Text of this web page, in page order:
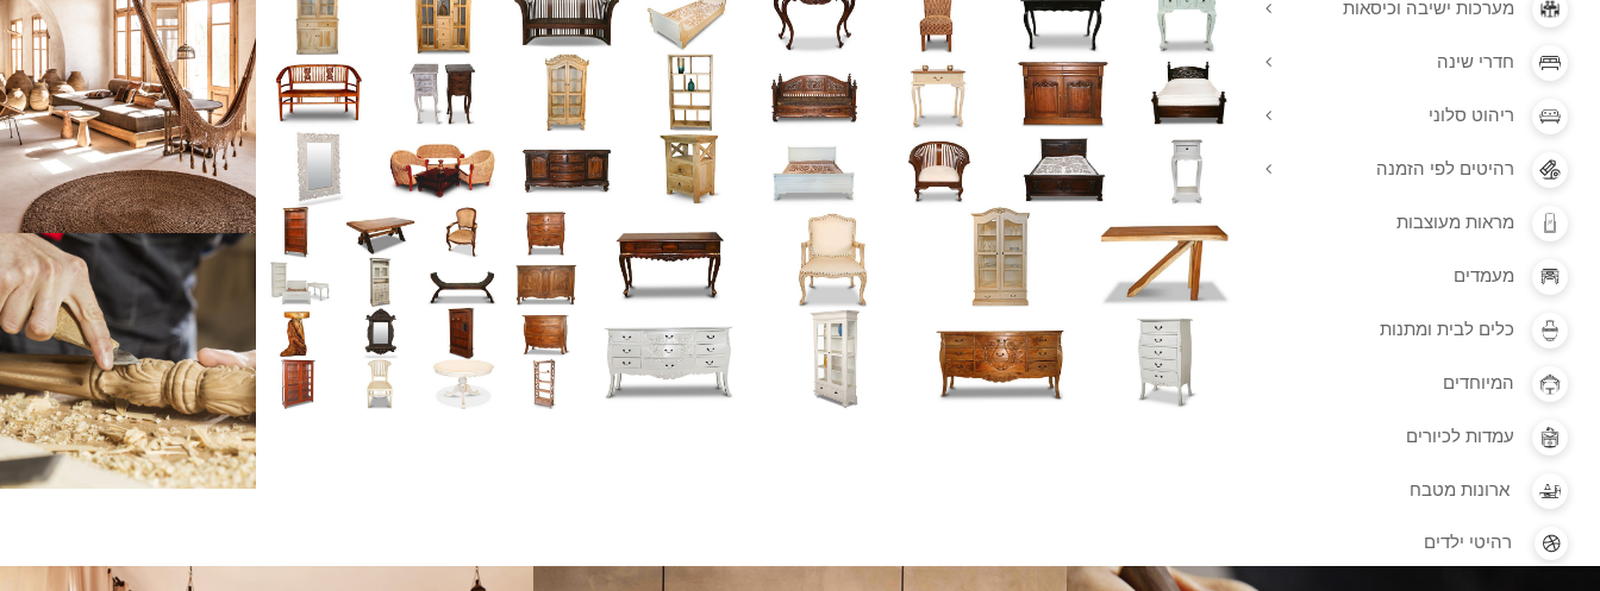
מערכות ישיבה וכיסאות
חדרי שינה
ריהוט סלוני
רהיטים לפי הזמנה
מראות מעוצבות
מעמדים
כלים לבית ומתנות
המיוחדים
עמדות לכיורים
ארונות מטבח
רהיטי ילדים